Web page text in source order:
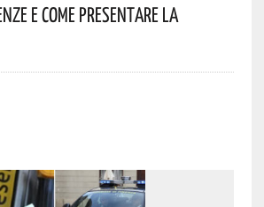
E Come Presentare La